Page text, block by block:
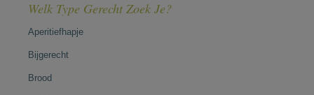
Welk Type Gerecht Zoek Je?
Aperitiefhapje
Bijgerecht
Brood